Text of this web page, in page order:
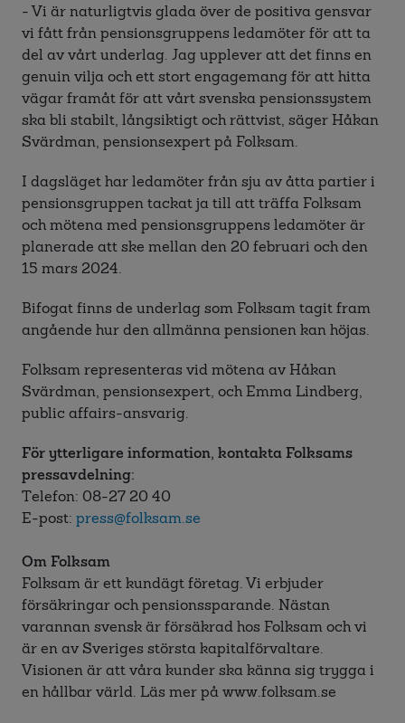
- Vi är naturligtvis glada över de positiva gensvar
vi fått från pensionsgruppens ledamöter för att ta
del av vårt underlag. Jag upplever att det finns en
genuin vilja och ett stort engagemang för att hitta
vägar framåt för att vårt svenska pensionssystem
ska bli stabilt, långsiktigt och rättvist, säger Håkan
Svärdman, pensionsexpert på Folksam.
I dagsläget har ledamöter från sju av åtta partier i
pensionsgruppen tackat ja till att träffa Folksam
och mötena med pensionsgruppens ledamöter är
planerade att ske mellan den 20 februari och den
15 mars 2024.
Bifogat finns de underlag som Folksam tagit fram
angående hur den allmänna pensionen kan höjas.
Folksam representeras vid mötena av Håkan
Svärdman, pensionsexpert, och Emma Lindberg,
public affairs-ansvarig.
För ytterligare information, kontakta Folksams
pressavdelning:
Telefon: 08-27 20 40
E-post: press@folksam.se
Om Folksam
Folksam är ett kundägt företag. Vi erbjuder
försäkringar och pensionssparande. Nästan
varannan svensk är försäkrad hos Folksam och vi
är en av Sveriges största kapitalförvaltare.
Visionen är att våra kunder ska känna sig trygga i
en hållbar värld. Läs mer på www.folksam.se